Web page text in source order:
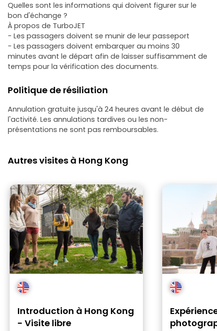
Quelles sont les informations qui doivent figurer sur le
bon d'échange ?
À propos de TurboJET
- Les passagers doivent se munir de leur passeport
- Les passagers doivent embarquer au moins 30
minutes avant le départ afin de laisser suffisamment de
temps pour la vérification des documents.
Politique de résiliation
Annulation gratuite jusqu'à 24 heures avant le début de
l'activité. Les annulations tardives ou les non-
présentations ne sont pas remboursables.
Autres visites à Hong Kong
Introduction à Hong Kong
- Visite libre